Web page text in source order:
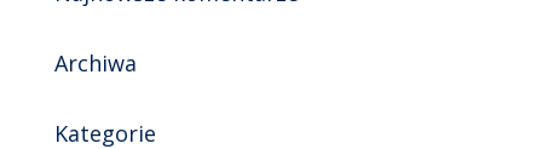
Archiwa
Kategorie